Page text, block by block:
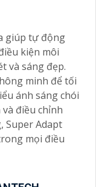
an ninh
kế với công
định an ninh
văn phòng
phẩm camera
camera HD-
thông minh, và
được sản
giúp tự động
kiện môi
và sáng đẹp.
minh để tối
ánh sáng chói
điều chỉnh
Super Adapt
mọi điều